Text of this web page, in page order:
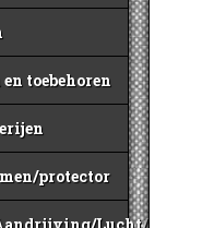
toebehoren
protector